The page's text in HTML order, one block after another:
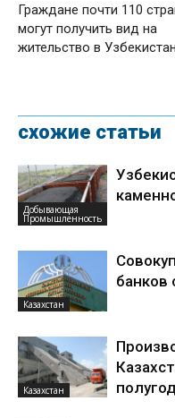
Граждане почти 110
могут получить вид на
жительство в
схожие статьи
Добывающая
Промышленность
Казахстан
банков
Казахстан